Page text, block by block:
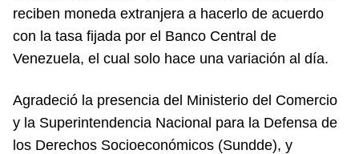
reciben moneda extranjera a hacerlo de acuerdo
con la tasa fijada por el Banco Central de
Venezuela, el cual solo hace una variación al día.
Agradeció la presencia del Ministerio del Comercio
y la Superintendencia Nacional para la Defensa de
los Derechos Socioeconómicos (Sundde), y